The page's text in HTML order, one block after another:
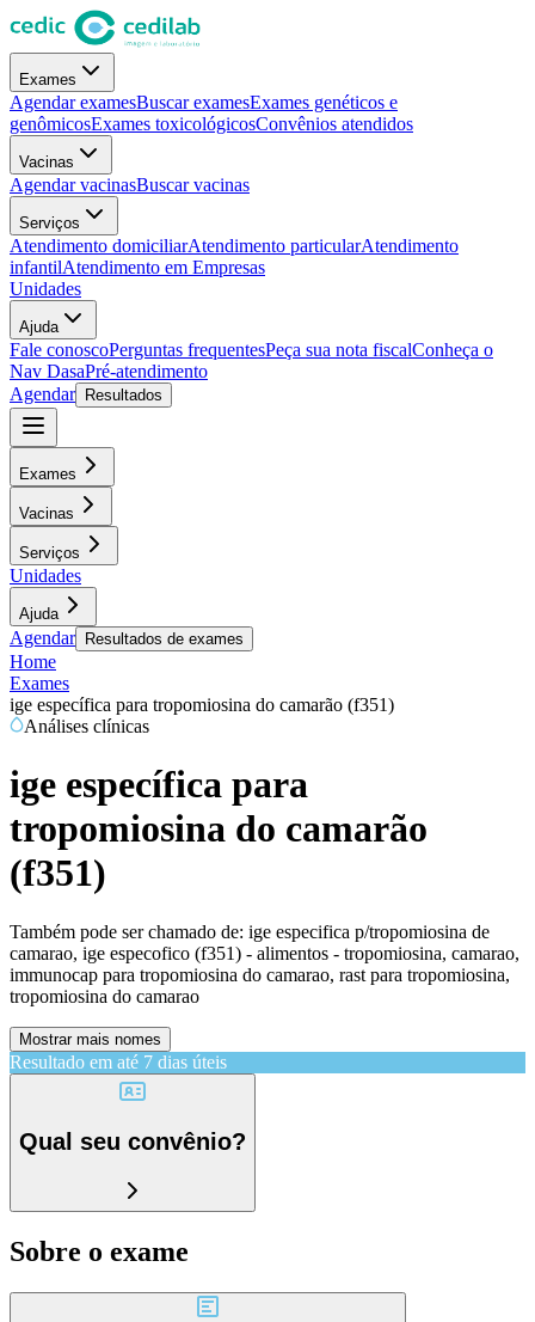
Exames
Agendar examesBuscar examesExames genéticos e
genômicosExames toxicológicosConvênios atendidos
Vacinas
Agendar vacinasBuscar vacinas
Serviços
Atendimento domiciliarAtendimento particularAtendimento
infantilAtendimento em Empresas
Unidades
Ajuda
Fale conoscoPerguntas frequentesPeça sua nota fiscalConheça o
Nav DasaPré-atendimento
Agendar
Resultados
Exames
Vacinas
Serviços
Unidades
Ajuda
Agendar Resultados de exames
Home
Exames
ige específica para tropomiosina do camarão (f351)
Análises clínicas
ige específica para
tropomiosina do camarão
(f351)
Também pode ser chamado de: ige especifica p/tropomiosina de
camarao, ige especofico (f351) - alimentos - tropomiosina, camarao,
immunocap para tropomiosina do camarao, rast para tropomiosina,
tropomiosina do camarao
Mostrar mais nomes
Resultado em até 7 dias úteis
Qual seu convênio?
Sobre o exame